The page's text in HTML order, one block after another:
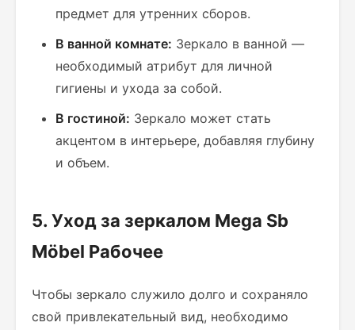
предмет для утренних сборов.
В ванной комнате: Зеркало в ванной —
необходимый атрибут для личной
гигиены и ухода за собой.
В гостиной: Зеркало может стать
акцентом в интерьере, добавляя глубину
и объем.
5. Уход за зеркалом Mega Sb
Möbel Рабочее
Чтобы зеркало служило долго и сохраняло
свой привлекательный вид, необходимо